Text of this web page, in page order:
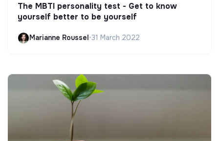
The MBTI personality test - Get to know
yourself better to be yourself
Marianne Roussel•31 March 2022